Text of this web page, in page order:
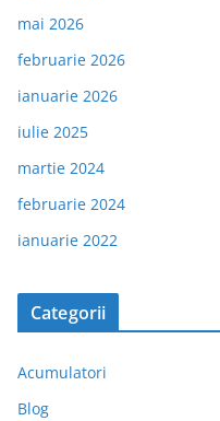
mai 2026
februarie 2026
ianuarie 2026
iulie 2025
martie 2024
februarie 2024
ianuarie 2022
Categorii
Acumulatori
Blog